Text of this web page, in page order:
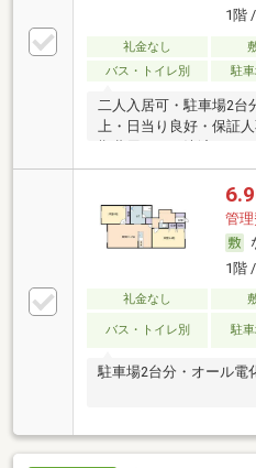
1階
礼金なし
バス・トイレ別
駐
二人入居可・駐車場2台
上・日当り良好・保証
期費用カード決済可
管理
1階
礼金なし
バス・トイレ別 駐
駐車場2台分・オール電